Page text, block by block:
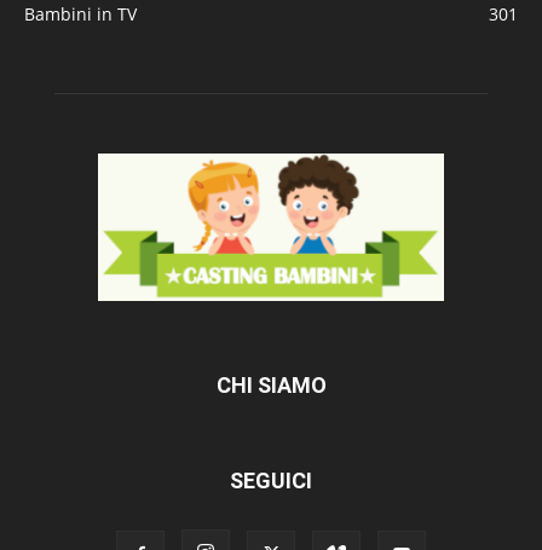
Bambini in TV
301
CHI SIAMO
SEGUICI